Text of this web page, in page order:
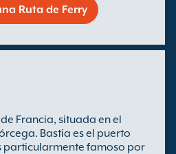
Ruta de Ferry
Francia, situada en el
Bastia es el puerto
particularmente famoso por